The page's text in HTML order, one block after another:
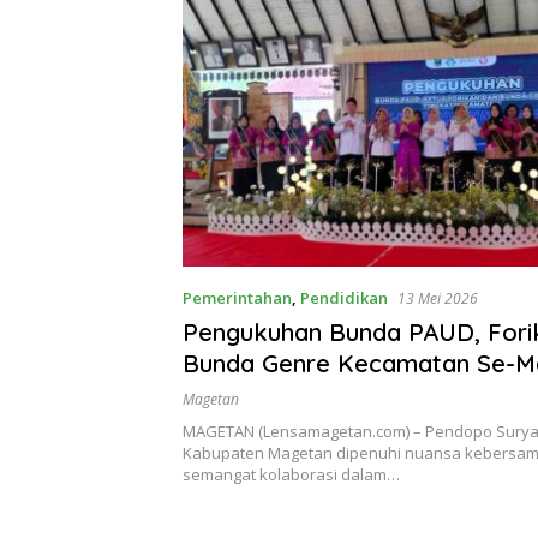
Pemerintahan, Pendidikan 13 Mei 2026
Pengukuhan Bunda PAUD,
Bunda Genre Kecamatan Se-
Perkuat Kolaborasi Bangun
Emas
Magetan
MAGETAN (Lensamagetan.com) – Pendopo
Kabupaten Magetan dipenuhi nuansa
semangat kolaborasi dalam…